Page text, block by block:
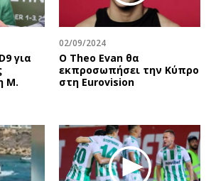
για
Μ.
02/09/2024
Ο Theo Evan θα
εκπροσωπήσει την Κύπρο
στη Eurovision